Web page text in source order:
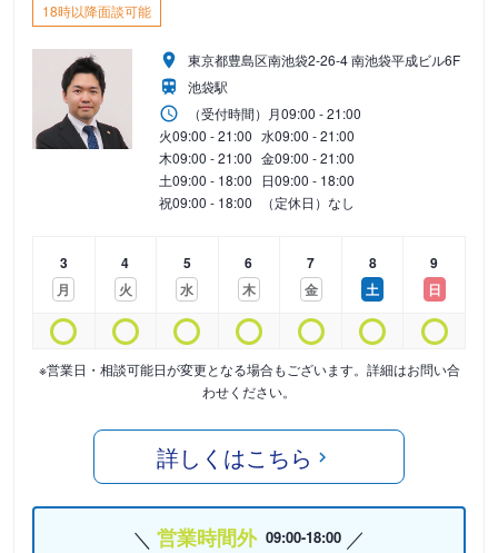
18時以降面談可能
東京都豊島区南池袋2-26-4 南池袋平成ビル6F
池袋駅
（受付時間） 月09:00 - 21:00
火09:00 - 21:00 水09:00 - 21:00
木09:00 - 21:00 金09:00 - 21:00
土09:00 - 18:00 日09:00 - 18:00
祝09:00 - 18:00 （定休日）なし
3
月
4
火
5
水
6
木
7
金
8
土
9
日
※営業日・相談可能日が変更となる場合もございます。詳細はお問い合
わせください。
詳しくはこちら
営業時間外 09:00-18:00